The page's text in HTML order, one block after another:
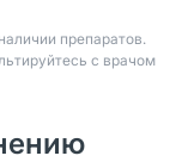
препаратов.
с врачом